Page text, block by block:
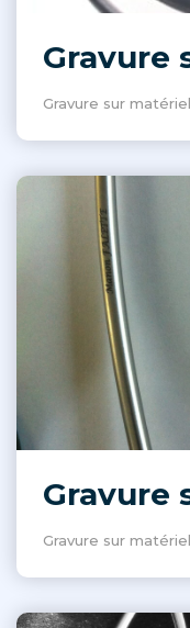
Gravure
Gravure sur
Gravure
Gravure sur